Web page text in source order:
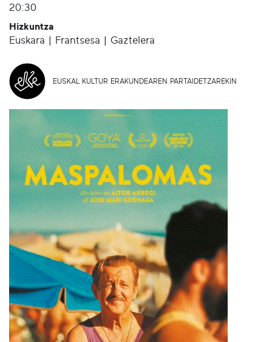
20:30
Hizkuntza
Euskara | Frantsesa | Gaztelera
EUSKAL KULTUR ERAKUNDEAREN PARTAIDETZAREKIN